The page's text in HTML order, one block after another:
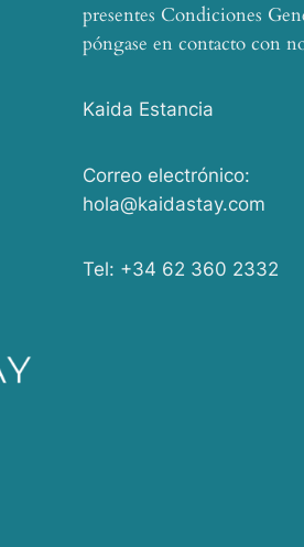
presentes Condiciones
póngase en contacto con
Kaida Estancia
Correo electrónico:
hola@kaidastay.com
Tel: +34 62 360 2332